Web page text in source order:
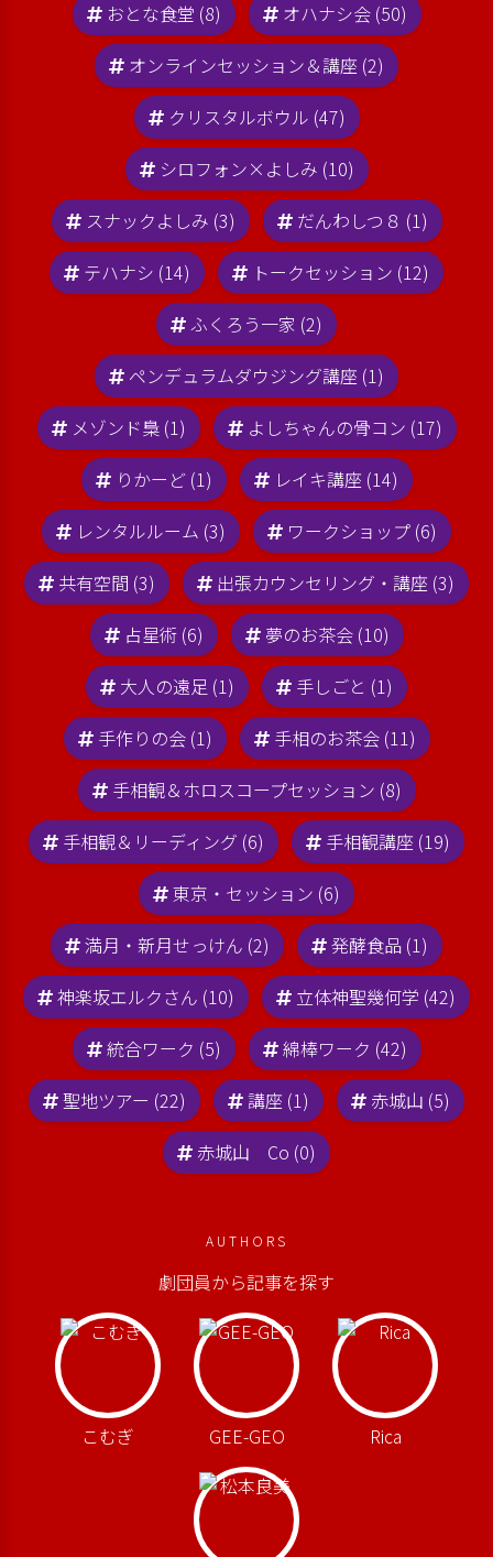
おとな食堂 (8)
オハナシ会 (50)
オンラインセッション＆講座 (2)
クリスタルボウル (47)
シロフォン×よしみ (10)
スナックよしみ (3)
だんわしつ８ (1)
テハナシ (14)
トークセッション (12)
ふくろう一家 (2)
ペンデュラムダウジング講座 (1)
メゾンド梟 (1)
よしちゃんの骨コン (17)
りかーど (1)
レイキ講座 (14)
レンタルルーム (3)
ワークショップ (6)
共有空間 (3)
出張カウンセリング・講座 (3)
占星術 (6)
夢のお茶会 (10)
大人の遠足 (1)
手しごと (1)
手作りの会 (1)
手相のお茶会 (11)
手相観＆ホロスコープセッション (8)
手相観＆リーディング (6)
手相観講座 (19)
東京・セッション (6)
満月・新月せっけん (2)
発酵食品 (1)
神楽坂エルクさん (10)
立体神聖幾何学 (42)
統合ワーク (5)
綿棒ワーク (42)
聖地ツアー (22)
講座 (1)
赤城山 (5)
赤城山 Co (0)
AUTHORS
劇団員から記事を探す
こむぎ GEE-GEO Rica